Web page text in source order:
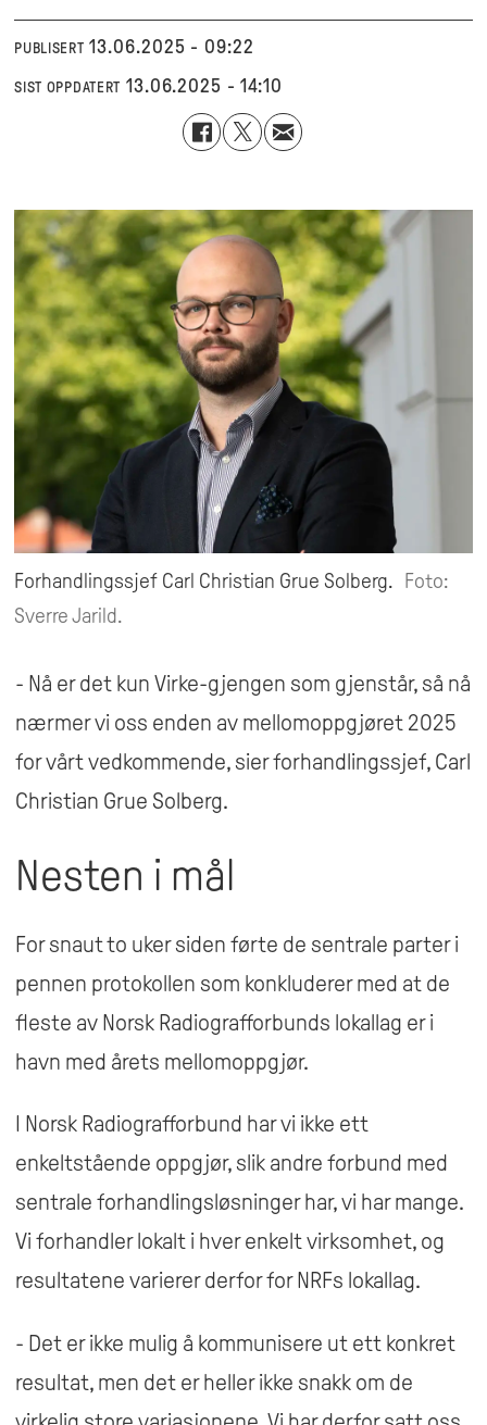
PUBLISERT 13.06.2025 - 09:22
SIST OPPDATERT 13.06.2025 - 14:10
Forhandlingssjef Carl Christian Grue Solberg.
Foto:
Sverre Jarild.
- Nå er det kun Virke-gjengen som gjenstår, så nå
nærmer vi oss enden av mellomoppgjøret 2025
for vårt vedkommende, sier forhandlingssjef, Carl
Christian Grue Solberg.
Nesten i mål
For snaut to uker siden førte de sentrale parter i
pennen protokollen som konkluderer med at de
fleste av Norsk Radiografforbunds lokallag er i
havn med årets mellomoppgjør.
I Norsk Radiografforbund har vi ikke ett
enkeltstående oppgjør, slik andre forbund med
sentrale forhandlingsløsninger har, vi har mange.
Vi forhandler lokalt i hver enkelt virksomhet, og
resultatene varierer derfor for NRFs lokallag.
- Det er ikke mulig å kommunisere ut ett konkret
resultat, men det er heller ikke snakk om de